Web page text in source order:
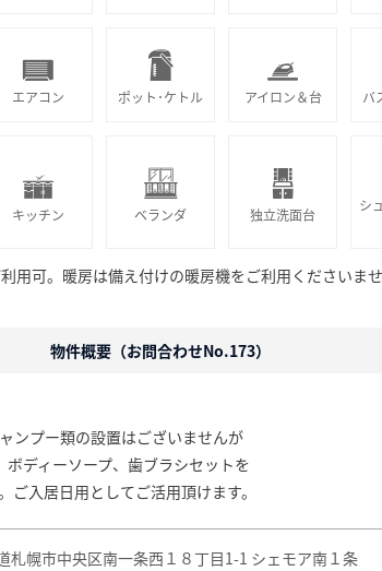
エアコン ポット･ケトル アイロン＆台 バ
キッチン ベランダ 独立洗面台
シ
可。暖房は備え付けの暖房機をご利用くださいませ
物件概要（お問合わせNo.173）
ンプー類の設置はございませんが
ディーソープ、歯ブラシセットを
入居日用としてご活用頂けます。
札幌市中央区南一条西１８丁目1-1 シェモア南１条